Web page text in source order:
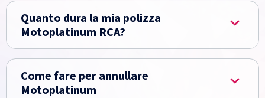
Quanto dura la mia polizza
Motoplatinum RCA?
Come fare per annullare
Motoplatinum